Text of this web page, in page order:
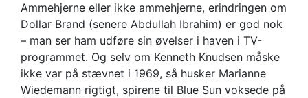
Ammehjerne eller ikke ammehjerne, erindringen om
Dollar Brand (senere Abdullah Ibrahim) er god nok
– man ser ham udføre sin øvelser i haven i TV-
programmet. Og selv om Kenneth Knudsen måske
ikke var på stævnet i 1969, så husker Marianne
Wiedemann rigtigt, spirene til Blue Sun voksede på